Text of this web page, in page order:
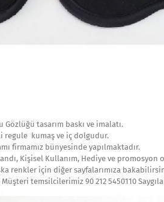
Gözlüğü tasarım baskı ve imalatı.
regule kumaş ve iç dolgudur.
firmamız bünyesinde yapılmaktadır.
Kişisel Kullanım, Hediye ve promosyon
renkler için diğer sayfalarımıza
temsilcilerimiz 90 212 5450110